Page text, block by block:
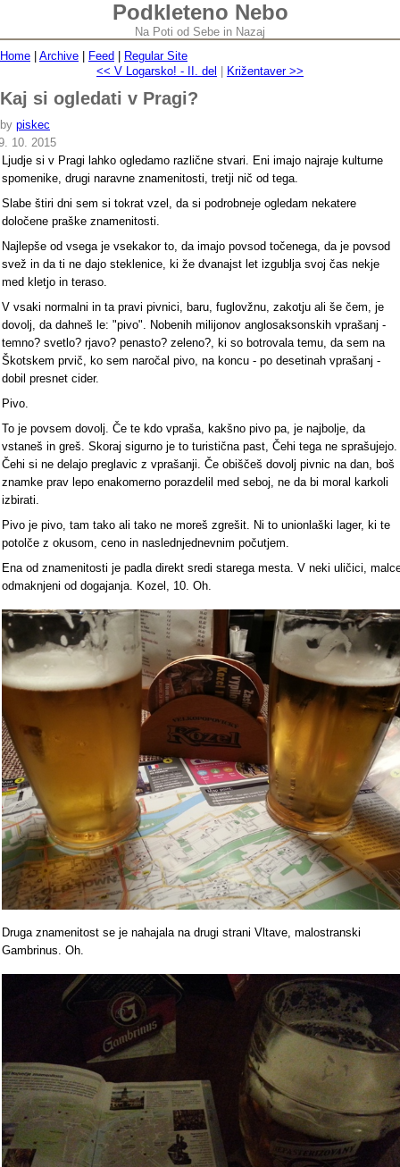
Podkleteno Nebo
Na Poti od Sebe in Nazaj
Home
Archive Feed
Regular Site
<< V Logarsko! - II. del
Križentaver >>
Kaj si ogledati v Pragi?
by piskec
10. 2015
Ljudje si v Pragi lahko ogledamo različne stvari. Eni imajo najraje kulturne
spomenike, drugi naravne znamenitosti, tretji nič od tega.
Slabe štiri dni sem si tokrat vzel, da si podrobneje ogledam nekatere
določene praške znamenitosti.
Najlepše od vsega je vsekakor to, da imajo povsod točenega, da je povsod
svež in da ti ne dajo steklenice, ki že dvanajst let izgublja svoj čas nekje
med kletjo in teraso.
V vsaki normalni in ta pravi pivnici, baru, fuglovžnu, zakotju ali še čem, je
dovolj, da dahneš le: "pivo". Nobenih milijonov anglosaksonskih vprašanj -
temno? svetlo? rjavo? penasto? zeleno?, ki so botrovala temu, da sem na
Škotskem prvič, ko sem naročal pivo, na koncu - po desetinah vprašanj -
dobil presnet cider.
Pivo.
To je povsem dovolj. Če te kdo vpraša, kakšno pivo pa, je najbolje, da
vstaneš in greš. Skoraj sigurno je to turistična past, Čehi tega ne sprašujejo.
Čehi si ne delajo preglavic z vprašanji. Če obiščeš dovolj pivnic na dan, boš
znamke prav lepo enakomerno porazdelil med seboj, ne da bi moral karkoli
izbirati.
Pivo je pivo, tam tako ali tako ne moreš zgrešit. Ni to unionlaški lager, ki te
potolče z okusom, ceno in naslednjednevnim počutjem.
Ena od znamenitosti je padla direkt sredi starega mesta. V neki uličici,
odmaknjeni od dogajanja. Kozel, 10. Oh.
Druga znamenitost se je nahajala na drugi strani Vltave, malostranski
Gambrinus. Oh.